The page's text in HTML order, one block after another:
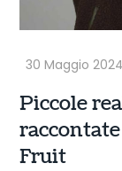
Piccole
Fruit